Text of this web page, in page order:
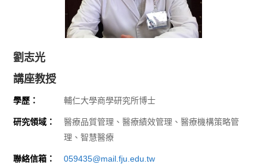
劉志光
講座教授
學歷： 輔仁大學商學研究所博士
研究領域：
醫療品質管理、醫療績效管理、醫療機構策略管
理、智慧醫療
聯絡信箱： 059435@mail.fju.edu.tw